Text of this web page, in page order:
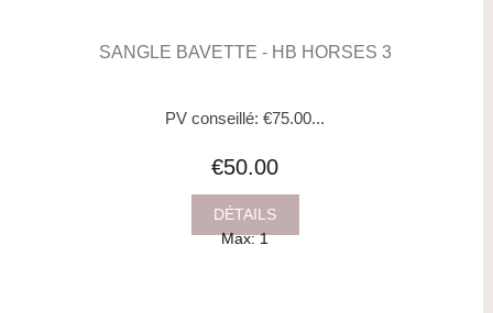
SANGLE BAVETTE - HB HORSES 3
PV conseillé: €75.00...
€50.00
DÉTAILS
Max: 1